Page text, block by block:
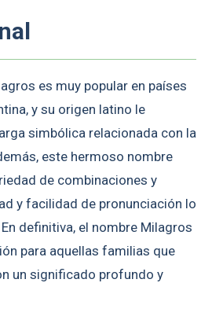
es muy popular en países
y su origen latino le
simbólica relacionada con la
este hermoso nombre
de combinaciones y
y facilidad de pronunciación lo
definitiva, el nombre Milagros
para aquellas familias que
un significado profundo y